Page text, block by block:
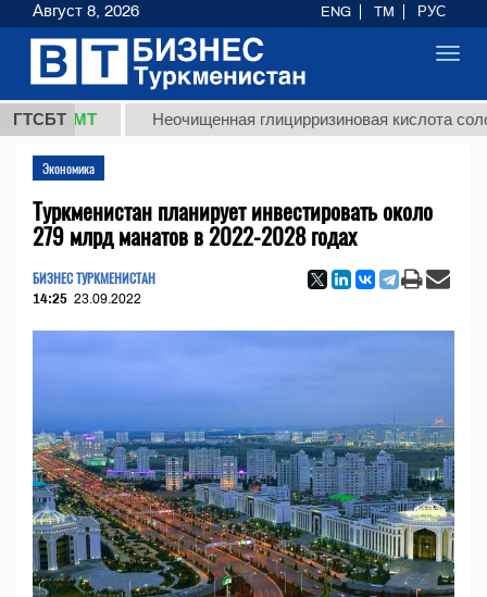
ГТСБТ
ТМТ Неочищенная глицирризиновая кислота
Экономика
Туркменистан планирует инвестировать около
279 млрд манатов в 2022-2028 годах
БИЗНЕС ТУРКМЕНИСТАН
14:25 23.09.2022
Август 8, 2026 ENG TM РУС